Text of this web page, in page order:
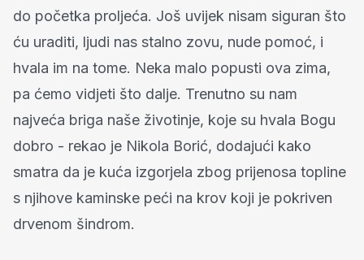
do početka proljeća. Još uvijek nisam siguran što
ću uraditi, ljudi nas stalno zovu, nude pomoć, i
hvala im na tome. Neka malo popusti ova zima,
pa ćemo vidjeti što dalje. Trenutno su nam
najveća briga naše životinje, koje su hvala Bogu
dobro - rekao je Nikola Borić, dodajući kako
smatra da je kuća izgorjela zbog prijenosa topline
s njihove kaminske peći na krov koji je pokriven
drvenom šindrom.